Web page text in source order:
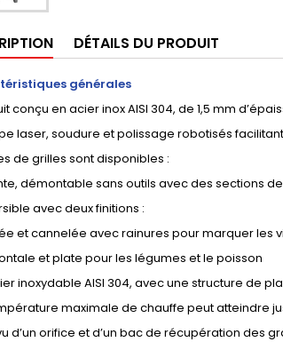
DÉTAILS DU PRODUIT
générales
conçu en acier inox AISI 304, de 1,5 mm
laser, soudure et polissage robotisés
de grilles sont disponibles :
démontable sans outils avec des sections
avec deux finitions :
et cannelée avec rainures pour marquer les
et plate pour les légumes et le poisson
inoxydable AISI 304, avec une structure de
maximale de chauffe peut atteindre
d’un orifice et d’un bac de récupération des